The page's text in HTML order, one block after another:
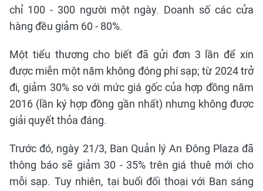
chỉ 100 - 300 người một ngày. Doanh số các cửa
hàng đều giảm 60 - 80%.
Một tiểu thương cho biết đã gửi đơn 3 lần để xin
được miễn một năm không đóng phí sạp; từ 2024 trở
đi, giảm 30% so với mức giá gốc của hợp đồng năm
2016 (lần ký hợp đồng gần nhất) nhưng không được
giải quyết thỏa đáng.
Trước đó, ngày 21/3, Ban Quản lý An Đông Plaza đã
thông báo sẽ giảm 30 - 35% trên giá thuê mới cho
mỗi sạp. Tuy nhiên, tại buổi đối thoại với Ban sáng